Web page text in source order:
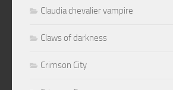
Claudia chevalier vampire
Claws of darkness
Crimson City